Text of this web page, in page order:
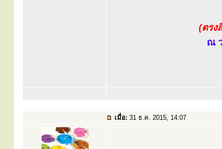
(ตรง
ณ
เมื่อ: 31 ธ.ค. 2015, 14:07